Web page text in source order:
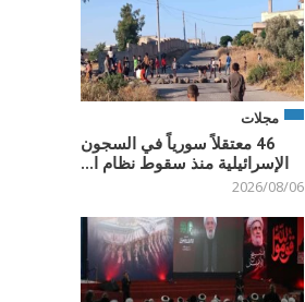
مجلات
46 معتقلاً سورياً في السجون
الإسرائيلية منذ سقوط نظام ا...
2026/08/06